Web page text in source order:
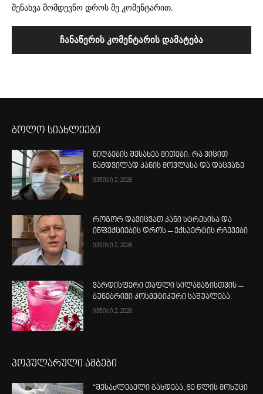
შენახვა მომდევნო დროს მე კომენტარით.
ბოლო სიახლეები
ნიღბების შესახებ მითები: რა ვიცით
ნამდვილად კანის მოვლასა და დაცვაზე
ივნისი 2, 2026
როგორ დავიცვათ კანი სტრესისა და
ინფექციების დროს – ექსპერტის რჩევები
ივნისი 2, 2026
ვარდისფერი თაფლი სილამაზისთვის –
ბუნებრივი კოსმეტიკური საშუალება
ივნისი 2, 2026
პოპულარული ამბები
“შესაძლებელი გახდება, 80 წლის მოხუცი